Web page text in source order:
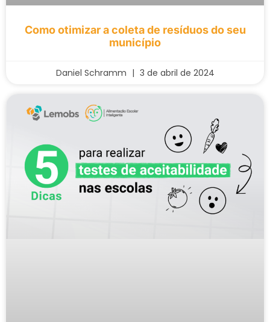
Como otimizar a coleta de resíduos do seu
município
Daniel Schramm 3 de abril de 2024